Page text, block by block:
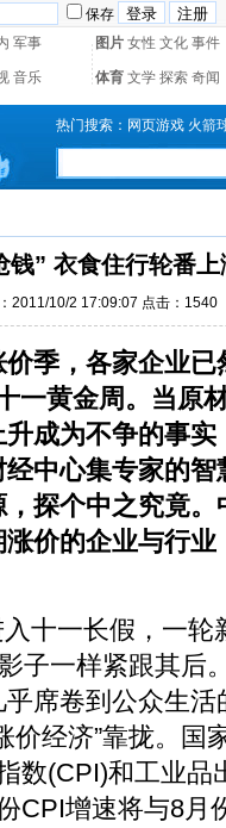
保存
军事 图片 女性 文化 事件
音乐 体育 文学 探索 奇闻
热门搜索： 网页游戏 火箭
钱” 衣食住行轮番
2011/10/2 17:09:07 点击：1540
季，各家企业已
一黄金周。当原
成为不争的事实
中心集专家的
探个中之究竟
价的企业与行
一长假，一轮
子一样紧跟其后
席卷到公众生
价经济”靠拢。国
数(CPI)和工业品
CPI增速将与8月